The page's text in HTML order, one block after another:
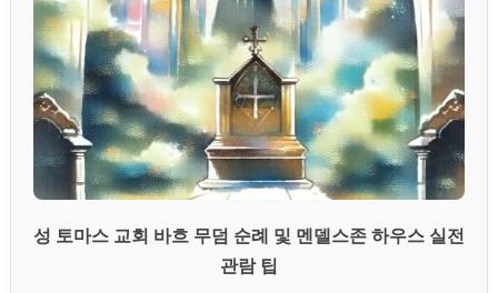
성 토마스 교회 바흐 무덤 순례 및 멘델스존 하우스 실전
관람 팁